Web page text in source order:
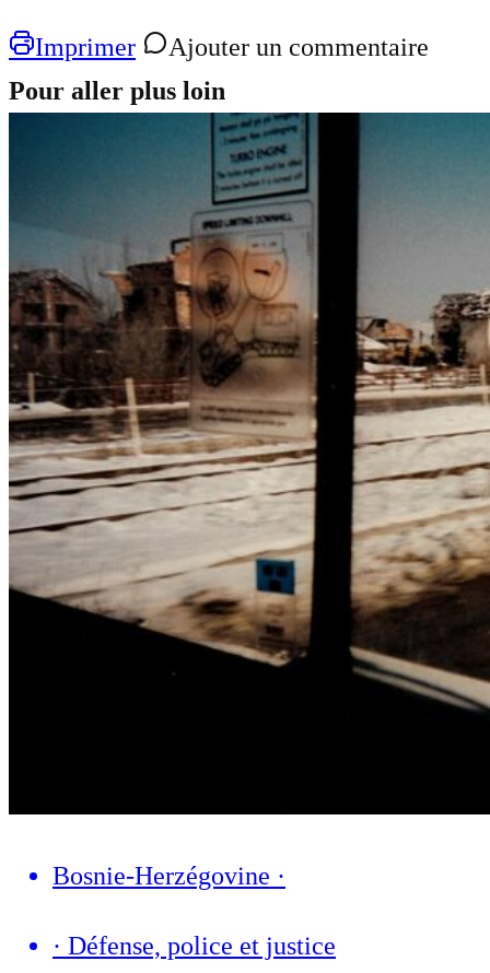
Imprimer
Ajouter un commentaire
Pour aller plus loin
Bosnie-Herzégovine ·
· Défense, police et justice